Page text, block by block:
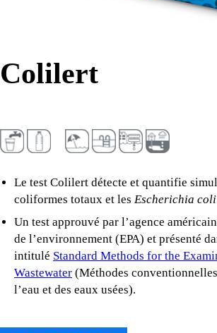
Colilert
Le test Colilert détecte et quantifie
coliformes totaux et les Escherichia coli
Un test approuvé par l’agence
de l’environnement (EPA) et présenté
intitulé Standard Methods for the
Wastewater (Méthodes
l’eau et des eaux usées).